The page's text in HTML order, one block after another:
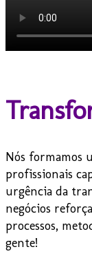
Nós formamos
profissionais
urgência da
negócios
processos,
gente!